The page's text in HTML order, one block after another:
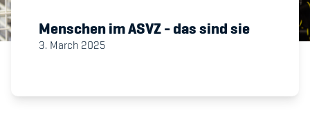
Member's Manual / FAQ
Menschen im ASVZ - das sind sie
3. March 2025